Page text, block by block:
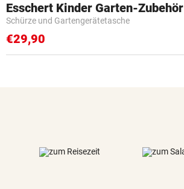
Esschert Kinder Garten-Zubehör
Schürze und Gartengerätetasche
€29,90